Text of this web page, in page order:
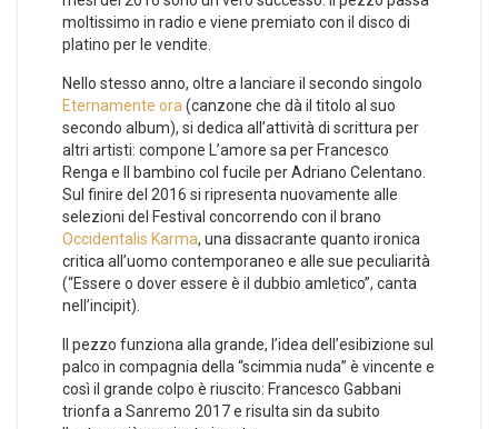
moltissimo in radio e viene premiato con il disco di
platino per le vendite.
Nello stesso anno, oltre a lanciare il secondo singolo
Eternamente ora(canzone che dà il titolo al suo
secondo album), si dedica all’attività di scrittura per
altri artisti: compone L’amore sa per Francesco
Renga e Il bambino col fucile per Adriano Celentano.
Sul finire del 2016 si ripresenta nuovamente alle
selezioni del Festival concorrendo con il brano
Occidentalis Karma, una dissacrante quanto ironica
critica all’uomo contemporaneo e alle sue peculiarità
(“Essere o dover essere è il dubbio amletico”, canta
nell’incipit).
Il pezzo funziona alla grande, l’idea dell’esibizione sul
palco in compagnia della “scimmia nuda” è vincente e
così il grande colpo è riuscito: Francesco Gabbani
trionfa a Sanremo 2017 e risulta sin da subito